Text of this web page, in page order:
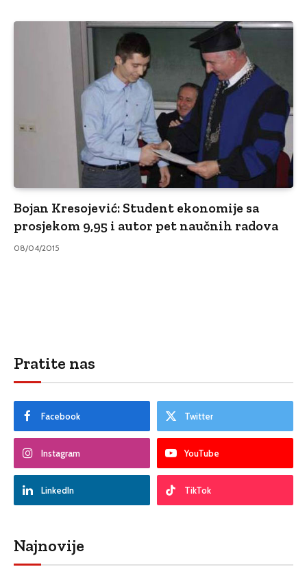
Bojan Kresojević: Student ekonomije sa
prosjekom 9,95 i autor pet naučnih radova
08/04/2015
Pratite nas
Facebook Twitter
Instagram YouTube
LinkedIn TikTok
Najnovije